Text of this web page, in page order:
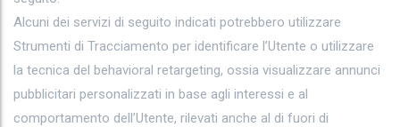
Alcuni dei servizi di seguito indicati potrebbero utilizzare
Strumenti di Tracciamento per identificare l’Utente o utilizzare
la tecnica del behavioral retargeting, ossia visualizzare annunci
pubblicitari personalizzati in base agli interessi e al
comportamento dell’Utente, rilevati anche al di fuori di